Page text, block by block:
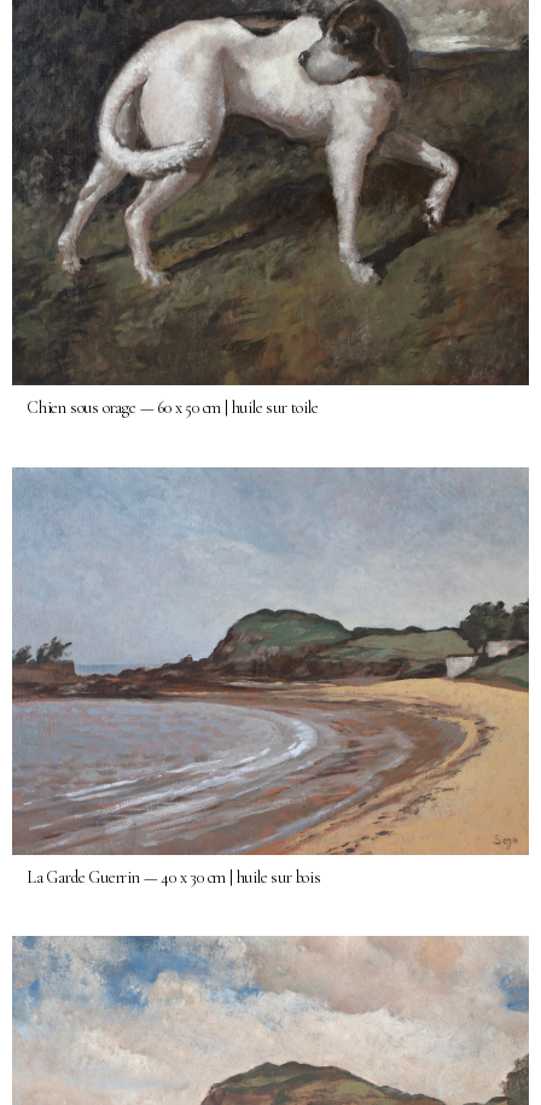
Chien sous orage — 60 x 50 cm | huile sur toile
La Garde Guerrin — 40 x 30 cm | huile sur bois